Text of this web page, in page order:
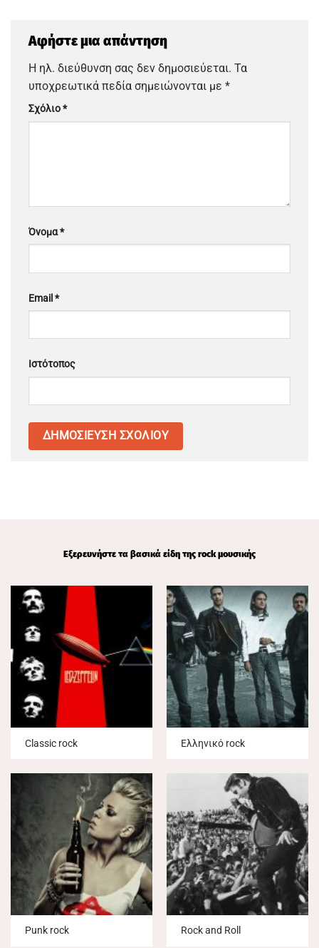
Αφήστε μια απάντηση
Η ηλ. διεύθυνση σας δεν δημοσιεύεται. Τα
υποχρεωτικά πεδία σημειώνονται με *
Σχόλιο*
Όνομα*
Email *
Ιστότοπος
Εξερευνήστε τα βασικά είδη της rock μουσικής
Classic rock Ελληνικό rock
Punk rock Rock and Roll